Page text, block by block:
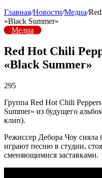
Главная/Новости/Медиа/
«Black Summer»
Медиа
Red Hot Chili
«Black Summer»
295
Группа Red Hot Chili
Summer» из будущего
клип).
Режиссер Дебора Чоу
играют песню в студии,
сменяющимися заставками.